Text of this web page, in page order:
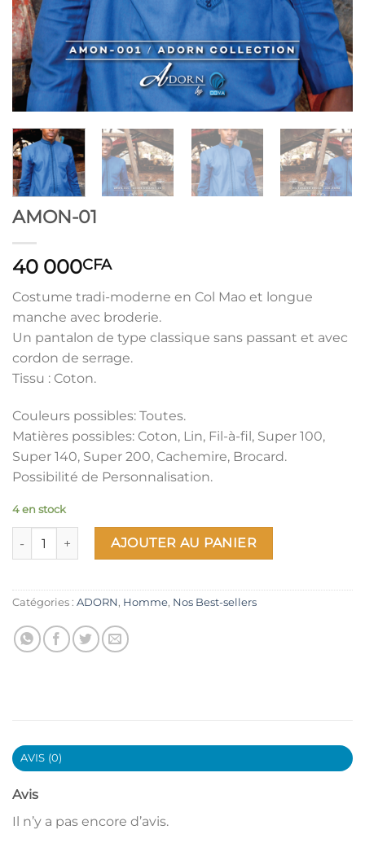
AMON-01
40 000CFA
Costume tradi-moderne en Col Mao et longue
manche avec broderie.
Un pantalon de type classique sans passant et avec
cordon de serrage.
Tissu : Coton.
Couleurs possibles: Toutes.
Matières possibles: Coton, Lin, Fil-à-fil, Super 100,
Super 140, Super 200, Cachemire, Brocard.
Possibilité de Personnalisation.
4 en stock
quantité de AMON-01AJOUTER AU PANIER
Catégories : ADORN, Homme, Nos Best-sellers
AVIS (0)
Avis
Il n’y a pas encore d’avis.